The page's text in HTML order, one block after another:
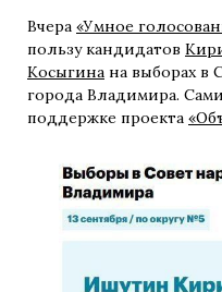
Вчера «Умное
пользу кандидатов
Косыгина на выборах в
города Владимира.
поддержке проекта